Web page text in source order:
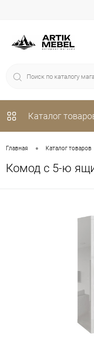
Каталог
Главная • Каталог товаров
Комод с 5-ю